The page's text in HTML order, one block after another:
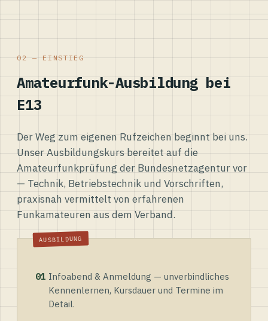
02 — EINSTIEG
Amateurfunk-Ausbildung bei
E13
Der Weg zum eigenen Rufzeichen beginnt bei uns.
Unser Ausbildungskurs bereitet auf die
Amateurfunkprüfung der Bundesnetzagentur vor
— Technik, Betriebstechnik und Vorschriften,
praxisnah vermittelt von erfahrenen
Funkamateuren aus dem Verband.
01 Infoabend & Anmeldung — unverbindliches
Kennenlernen, Kursdauer und Termine im
Detail.